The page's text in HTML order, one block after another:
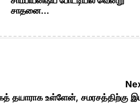
சாதனை…
தயாராக உள்ளேன், சமரசத்திற்கு